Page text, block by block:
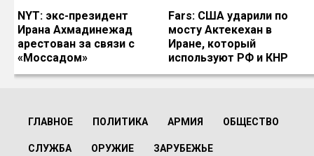
NYT: экс-президент
Ирана Ахмадинежад
арестован за связи с
«Моссадом»
Fars: США ударили по
мосту Актекехан в
Иране, который
используют РФ и КНР
ГЛАВНОЕ ПОЛИТИКА АРМИЯ ОБЩЕСТВО
СЛУЖБА ОРУЖИЕ ЗАРУБЕЖЬЕ